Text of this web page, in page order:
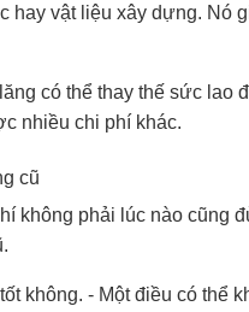
hay vật liệu xây dựng. Nó
có thể thay thế sức lao
nhiều chi phí khác.
cũ
không phải lúc nào cũng
không. - Một điều có thể